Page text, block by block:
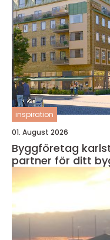
inspiration
01. August 2026
Byggföretag karlstad så väljer
partner för ditt